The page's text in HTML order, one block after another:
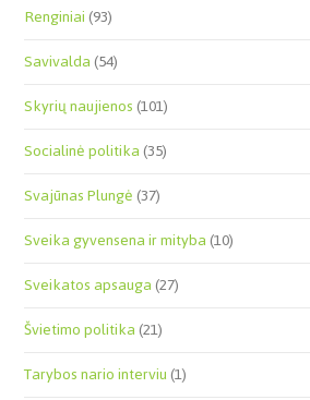
Renginiai(93)
Savivalda(54)
Skyrių naujienos(101)
Socialinė politika(35)
Svajūnas Plungė(37)
Sveika gyvensena ir mityba(10)
Sveikatos apsauga(27)
Švietimo politika(21)
Tarybos nario interviu(1)